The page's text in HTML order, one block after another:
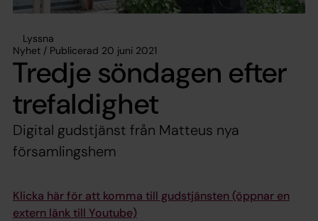
Lyssna
Nyhet / Publicerad 20 juni 2021
Tredje söndagen efter
trefaldighet
Digital gudstjänst från Matteus nya
församlingshem
Klicka här för att komma till gudstjänsten (öppnar en
extern länk till Youtube)